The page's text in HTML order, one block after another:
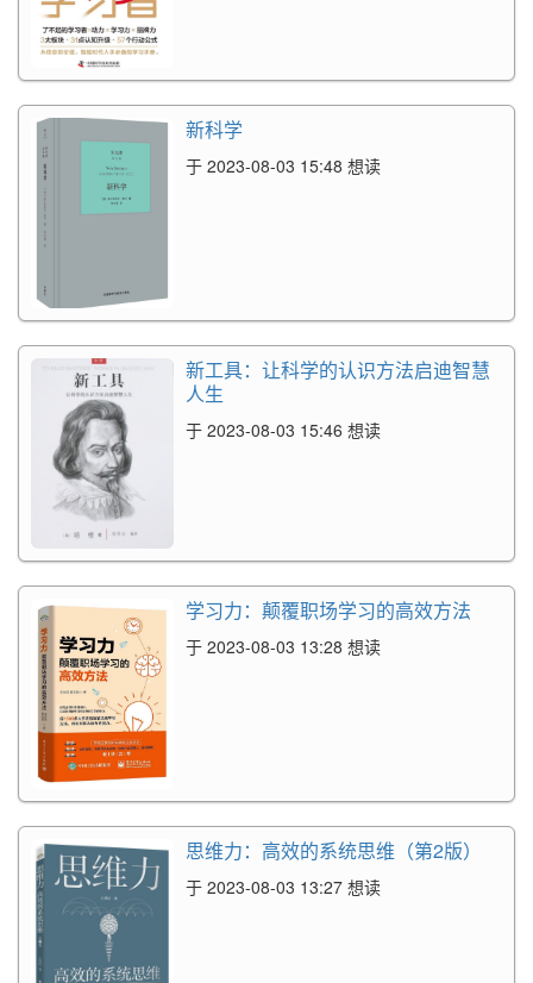
新科学
于 2023-08-03 15:48 想读
新工具：让科学的认识方法启迪智慧
人生
于 2023-08-03 15:46 想读
学习力：颠覆职场学习的高效方法
于 2023-08-03 13:28 想读
思维力：高效的系统思维（第2版）
于 2023-08-03 13:27 想读